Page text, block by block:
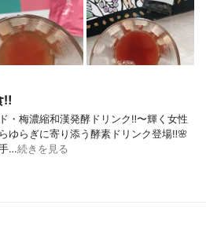
‼️
・梅濃縮和漢発酵ドリンク‼️〜輝く女性
ゆらぎに寄り添う酵素ドリンク登場‼️🌸
…続きを見る